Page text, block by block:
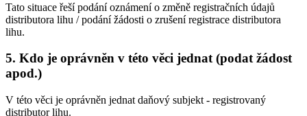
Tato situace řeší podání oznámení o změně registračních údajů
distributora lihu / podání žádosti o zrušení registrace distributora
lihu.
5. Kdo je oprávněn v této věci jednat (podat žádost
apod.)
V této věci je oprávněn jednat daňový subjekt - registrovaný
distributor lihu.